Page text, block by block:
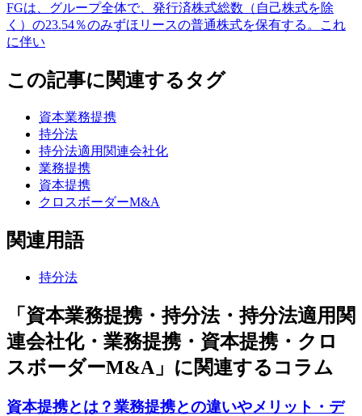
FGは、グループ全体で、発行済株式総数（自己株式を除
く）の23.54％のみずほリースの普通株式を保有する。これ
に伴い
この記事に関連するタグ
資本業務提携
持分法
持分法適用関連会社化
業務提携
資本提携
クロスボーダーM&A
関連用語
持分法
「資本業務提携・持分法・持分法適用関
連会社化・業務提携・資本提携・クロ
スボーダーM&A」に関連するコラム
資本提携とは？業務提携との違いやメリット・デ